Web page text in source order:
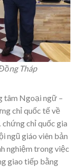
Tháp
tâm Ngoại ngữ –
chỉ quốc tế về
chỉ quốc gia
ngũ giáo viên bản
nghiệm trong việc
giao tiếp bằng